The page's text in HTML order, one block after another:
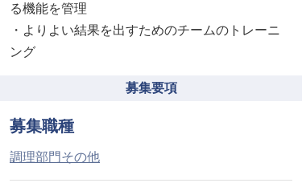
る機能を管理
・よりよい結果を出すためのチームのトレーニ
ング
募集要項
募集職種
調理部門その他